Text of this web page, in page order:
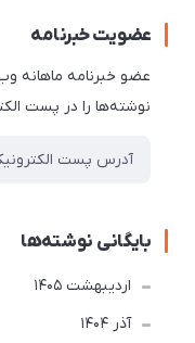
عضویت خبرنامه
عضو خبرنامه ماهانه
نوشته‌ها را در پست
بایگانی نوشته‌ها
ارديبهشت 1405
آذر 1404